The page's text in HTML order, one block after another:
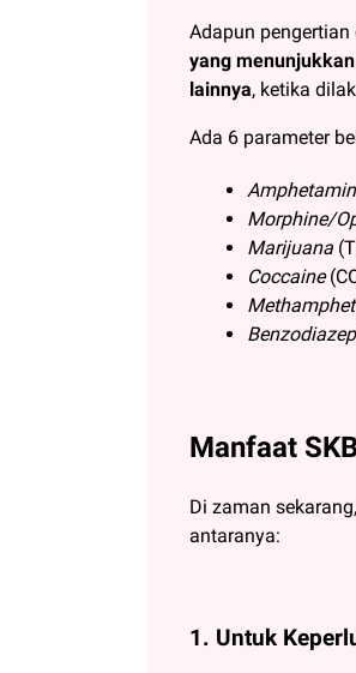
Adapun pengertian
yang
lainnya, ketika
Ada 6 parameter
Morphine/
Marijuana
Coccaine
Manfaat
Di zaman
antaranya:
1. Untuk